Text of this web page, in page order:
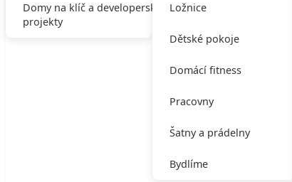
Domy na klíč a developerské
projekty
Ložnice
Dětské pokoje
Domácí fitness
Pracovny
Šatny a prádelny
Bydlíme